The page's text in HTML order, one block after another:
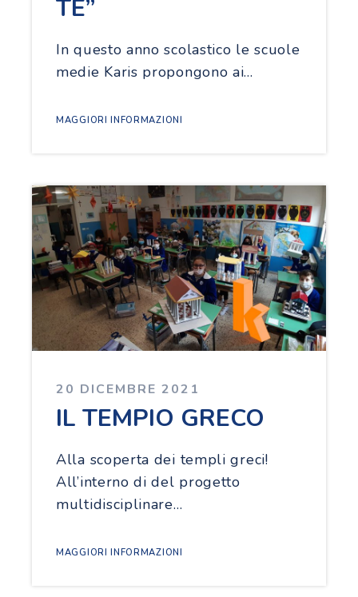
TE”
In questo anno scolastico le scuole
medie Karis propongono ai…
MAGGIORI INFORMAZIONI
20 DICEMBRE 2021
IL TEMPIO GRECO
Alla scoperta dei templi greci!
All’interno di del progetto
multidisciplinare…
MAGGIORI INFORMAZIONI